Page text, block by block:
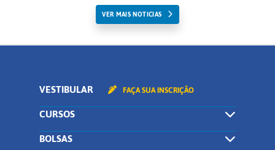
VER MAIS NOTICIAS
VESTIBULAR FAÇA SUA INSCRIÇÃO
CURSOS
BOLSAS